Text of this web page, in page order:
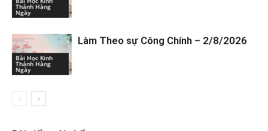
Thánh Hàng
Ngày
Bài Học Kinh
Thánh Hàng
Ngày
Làm Theo sự Công Chính – 2/8/2026